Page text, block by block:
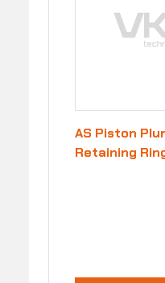
AS Piston
Retaining